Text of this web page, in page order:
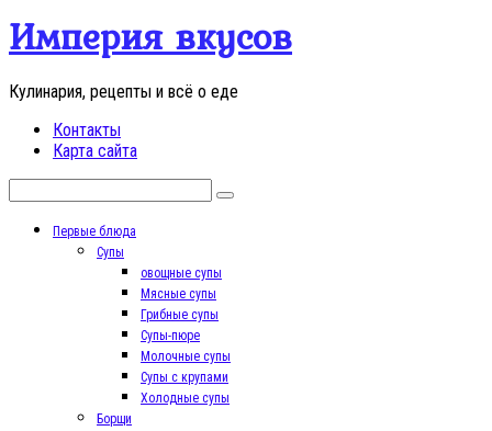
Перейти
контенту
Империя вкусов
Кулинария, рецепты и всё о еде
Контакты
Карта сайта
Первые блюда
Супы
овощные супы
Мясные супы
Грибные супы
Супы-пюре
Молочные супы
Супы с крупами
Холодные супы
Борщи